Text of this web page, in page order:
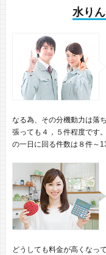
水り
なる為、その分機動力は落
張っても４，５件程度です
の一日に回る件数は８件～
どうしても料金が高くなっ